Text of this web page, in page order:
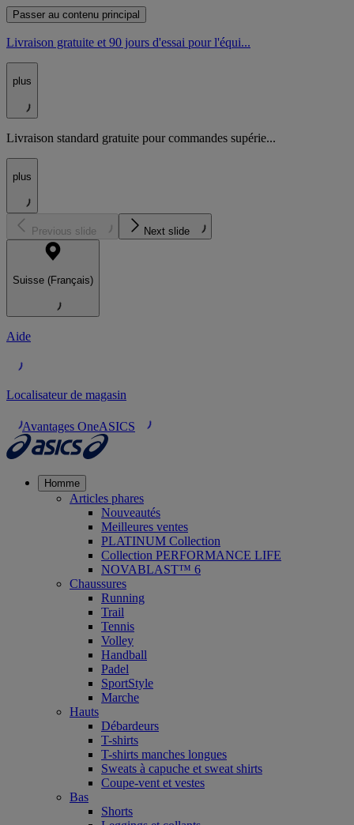
Passer au contenu principal
Livraison gratuite et 90 jours d'essai pour l'équi...
plus
Livraison standard gratuite pour commandes supérie...
plus
Previous slide Next slide
Suisse (Français)
Aide
Localisateur de magasin
Avantages OneASICS
Homme
Articles phares
Nouveautés
Meilleures ventes
PLATINUM Collection
Collection PERFORMANCE LIFE
NOVABLAST™ 6
Chaussures
Running
Trail
Tennis
Volley
Handball
Padel
SportStyle
Marche
Hauts
Débardeurs
T-shirts
T-shirts manches longues
Sweats à capuche et sweat shirts
Coupe-vent et vestes
Bas
Shorts